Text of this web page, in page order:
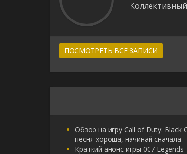
ПОСМОТРЕТЬ ВСЕ ЗАПИСИ
Обзор на игру Call of Duty: Black
песня хороша, начинай сначала
Краткий анонс игры 007 Legends